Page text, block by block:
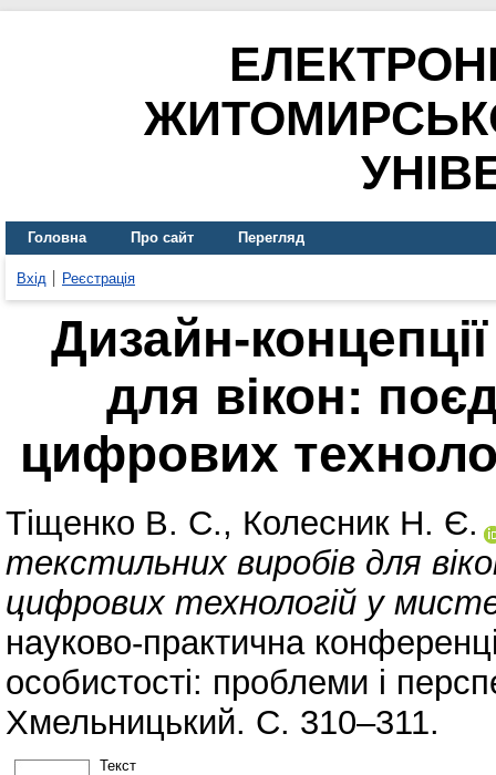
Головна Про сайт Перегляд
Вхід Реєстрація
Дизайн-
для вікон:
цифрових
Тіщенко В. С., Колесник Н. Є.
текстильних виробів для
цифрових технологій у
науково-практична
особистості: проблеми і
Хмельницький. С. 310–311.
Текст